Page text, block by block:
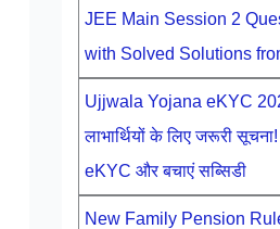
JEE Main Session 2
with Solved Solutions
Ujjwala Yojana eKYC
लाभार्थियों के लिए जरूरी
eKYC और बचाएं सब्सिडी
New Family Pension